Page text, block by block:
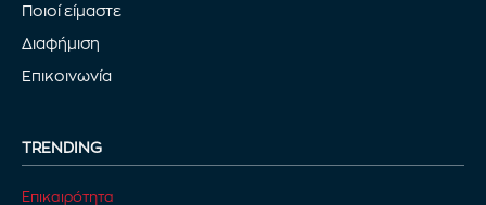
Ποιοί είμαστε
Διαφήμιση
Επικοινωνία
TRENDING
Επικαιρότητα